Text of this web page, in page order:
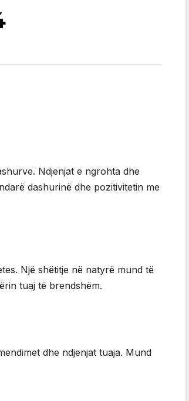
Ndjenjat e ngrohta dhe
dashurinë dhe pozitivitetin me
Një shëtitje në natyrë mund të
tuaj të brendshëm.
dhe ndjenjat tuaja. Mund